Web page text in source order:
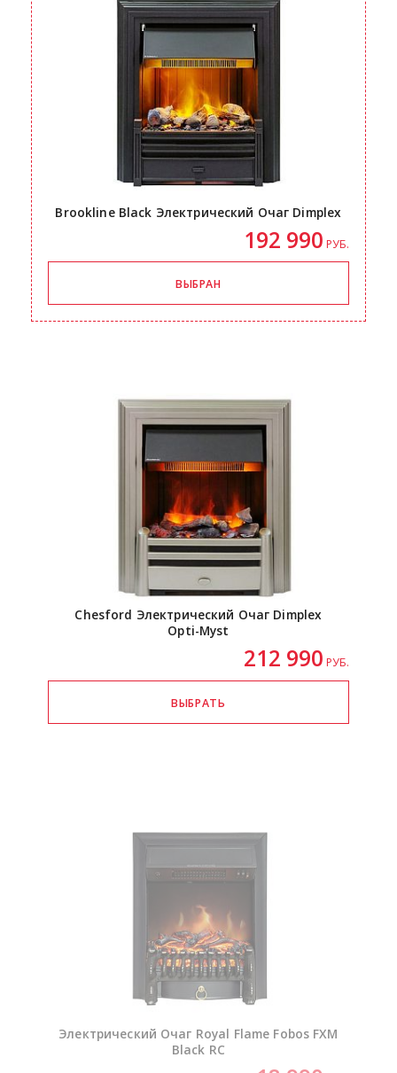
Brookline Black Электрический Очаг Dimplex
192 990 РУБ.
Chesford Электрический Очаг Dimplex
Opti-Myst
212 990 РУБ.
Электрический Очаг Royal Flame Fobos FXM
Black RC